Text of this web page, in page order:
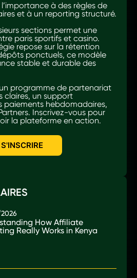
à des règles de
et à un reporting structuré.
sections permet une
paris sportifs et casino.
repose sur la rétention
ponctuels, ce modèle
stable et durable des
programme de partenariat
claires, un support
paiements hebdomadaires,
Inscrivez-vous pour
la plateforme en action.
S'INSCRIRE
How Affiliate
Really Works in Kenya